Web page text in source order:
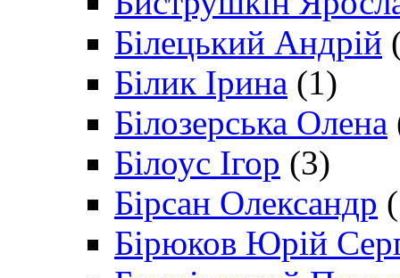
Білецький Андрій
Білик Ірина (1)
Білозерська Олена
Білоус Ігор (3)
Бірсан Олександр
Бірюков Юрій